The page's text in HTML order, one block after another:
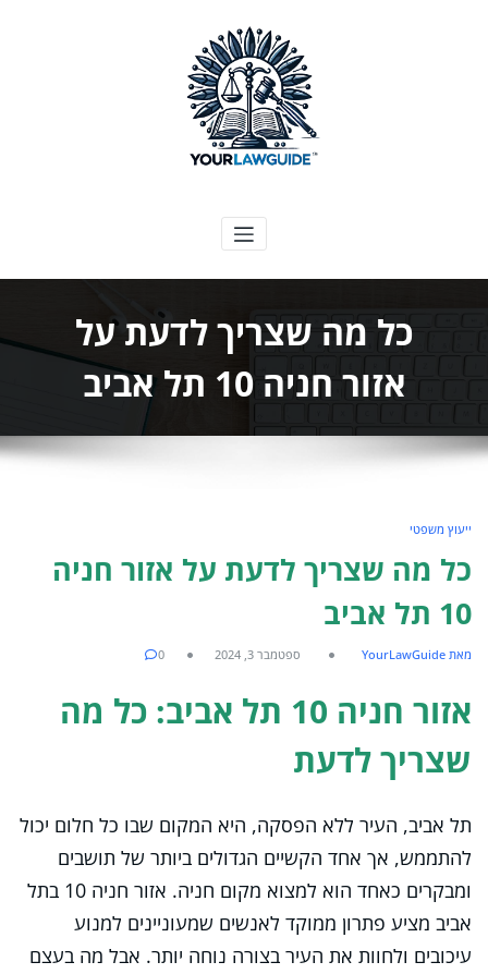
המדריך המשפטי שלך
כל מה שצריך לדעת על
אזור חניה 10 תל אביב
ייעוץ משפטי
כל מה שצריך לדעת על אזור חניה
10 תל אביב
מאת YourLawGuide ספטמבר 3, 2024 0
אזור חניה 10 תל אביב: כל מה
שצריך לדעת
תל אביב, העיר ללא הפסקה, היא המקום שבו כל חלום יכול
להתממש, אך אחד הקשיים הגדולים ביותר של תושבים
ומבקרים כאחד הוא למצוא מקום חניה. אזור חניה 10 בתל
אביב מציע פתרון ממוקד לאנשים שמעוניינים למנוע
עיכובים ולחוות את העיר בצורה נוחה יותר. אבל מה בעצם